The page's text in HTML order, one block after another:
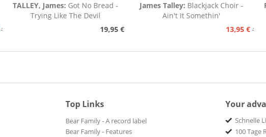
15,95 €
TALLEY, James: Got No Bread -
Trying Like The Devil
19,95 €
James Talley: Blackjack Choir -
Ain't It Somethin'
13,95 € 15,95
Top Links
Bear Family - A record label
Bear Family - Features
Your
Schnelle
100 Tage